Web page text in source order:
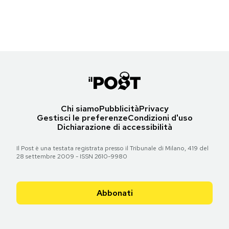
Chi siamoPubblicitàPrivacy
Gestisci le preferenzeCondizioni d'uso
Dichiarazione di accessibilità
Il Post è una testata registrata presso il Tribunale di Milano, 419 del
28 settembre 2009 - ISSN 2610-9980
Abbonati